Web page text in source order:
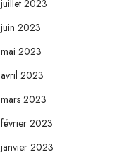
juillet 2023
juin 2023
mai 2023
avril 2023
mars 2023
février 2023
janvier 2023